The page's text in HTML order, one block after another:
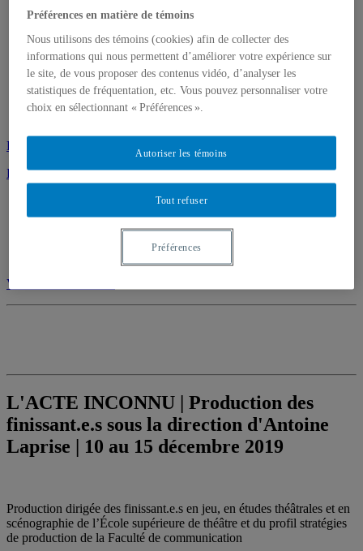
Résidences de création
Stages
Programme de mentorat
Liens utiles
Diplômé·e·s
Demande de diffusion
Location de salles
Étudiant·e d’un jour
Voir toutes les vidéos
L'ACTE INCONNU | Production des
finissant.e.s sous la direction d'Antoine
Laprise | 10 au 15 décembre 2019
Production dirigée des finissant.e.s en jeu, en études théâtrales et en
scénographie de l’École supérieure de théâtre et du profil stratégies
de production de la Faculté de communication
Préférences en matière de témoins
Nous utilisons des témoins (cookies) afin de collecter des
informations qui nous permettent d’améliorer votre expérience sur
le site, de vous proposer des contenus vidéo, d’analyser les
statistiques de fréquentation, etc. Vous pouvez personnaliser votre
choix en sélectionnant « Préférences ».
Tout refuser
Autoriser les témoins
Préférences